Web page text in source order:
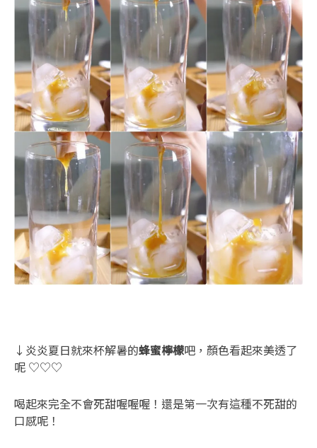
↓炎炎夏日就來杯解暑的蜂蜜檸檬吧，顏色看起來美透了
呢 ♡♡♡
喝起來完全不會死甜喔喔喔！還是第一次有這種不死甜的
口感呢！